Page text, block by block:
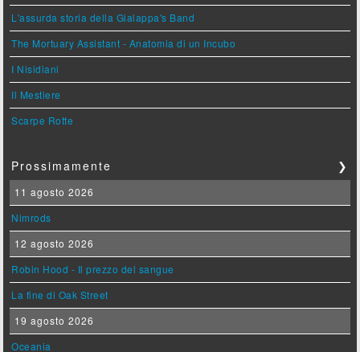
L'assurda storia della Gialappa's Band
The Mortuary Assistant - Anatomia di un Incubo
I Nisidiani
Il Mestiere
Scarpe Rotte
Prossimamente ❯
11 agosto 2026
Nimrods
12 agosto 2026
Robin Hood - Il prezzo del sangue
La fine di Oak Street
19 agosto 2026
Oceania